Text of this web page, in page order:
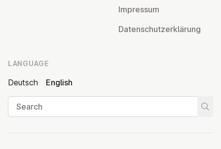
Impressum
Datens­chutzerklärung
LANGUAGE
Deutsch
English
Search